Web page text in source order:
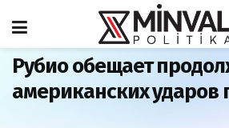
Главная
Рубио обещает
американских ударов